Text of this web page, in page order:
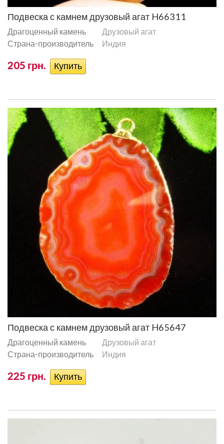
Подвеска с камнем друзовый агат H66311
Драгоценный камень
Друзовый агат
Страна-производитель
Индия
205 грн.
Подвеска с камнем друзовый агат H65647
Драгоценный камень
Друзовый агат
Страна-производитель
Индия
225 грн.